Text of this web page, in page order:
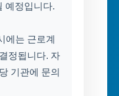
예정입니다.
에는 근로계
정됩니다. 자
기관에 문의